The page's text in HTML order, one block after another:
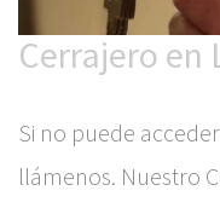
Cerrajero en
Si no puede
llámenos. Nuestro